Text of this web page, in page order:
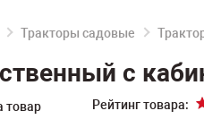
Тракторы садовые
с
Рейтинг товара: